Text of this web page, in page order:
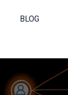
BLOG